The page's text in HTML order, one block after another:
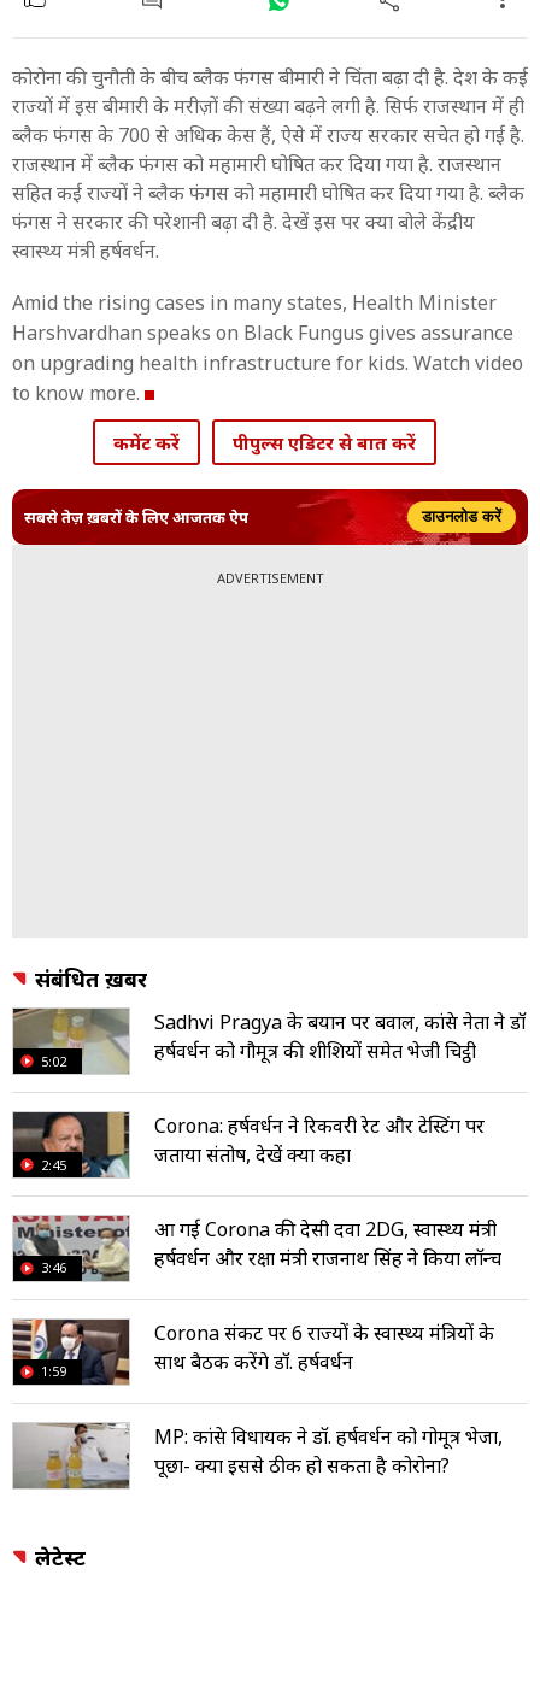
कोरोना की चुनौती के बीच ब्लैक फंगस बीमारी ने चिंता बढ़ा दी है. देश के कई
राज्यों में इस बीमारी के मरीज़ों की संख्या बढ़ने लगी है. सिर्फ राजस्थान में ही
ब्लैक फंगस के 700 से अधिक केस हैं, ऐसे में राज्य सरकार सचेत हो गई है.
राजस्थान में ब्लैक फंगस को महामारी घोषित कर दिया गया है. राजस्थान
सहित कई राज्यों ने ब्लैक फंगस को महामारी घोषित कर दिया गया है. ब्लैक
फंगस ने सरकार की परेशानी बढ़ा दी है. देखें इस पर क्या बोले केंद्रीय
स्वास्थ्य मंत्री हर्षवर्धन.
Amid the rising cases in many states, Health Minister
Harshvardhan speaks on Black Fungus gives assurance
on upgrading health infrastructure for kids. Watch video
to know more.
कमेंट करें पीपुल्स एडिटर से बात करें
सबसे तेज़ ख़बरों के लिए आजतक ऐप डाउनलोड करें
ADVERTISEMENT
संबंधित ख़बरें
5:02
Sadhvi Pragya के बयान पर बवाल, कांग्रेस नेता ने डॉ
हर्षवर्धन को गौमूत्र की शीशियों समेत भेजी च‍िट्ठी
2:45
Corona: हर्षवर्धन ने रिकवरी रेट और टेस्टिंग पर
जताया संतोष, देखें क्या कहा
3:46
आ गई Corona की देसी दवा 2DG, स्वास्थ्य मंत्री
हर्षवर्धन और रक्षा मंत्री राजनाथ सिंह ने किया लॉन्च
1:59
Corona संकट पर 6 राज्यों के स्वास्थ्य मंत्रियों के
साथ बैठक करेंगे डॉ. हर्षवर्धन
MP: कांग्रेस विधायक ने डॉ. हर्षवर्धन को गोमूत्र भेजा,
पूछा- क्या इससे ठीक हो सकता है कोरोना?
लेटेस्ट